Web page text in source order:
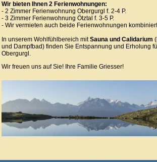
Wir bieten Ihnen 2 Ferienwohnungen:
- 2 Zimmer Ferienwohnung Obergurgl f. 2-4 P.
- 3 Zimmer Ferienwohnung Ötztal f. 3-5 P.
- Wir vermieten auch beide Ferienwohnungen
In unserem Wohlfühlbereich mitSauna und Calidarium
und Dampfbad) finden Sie Entspannung und Erholung
Obergurgl.
Wir freuen uns auf Sie! Ihre Familie Griesser!